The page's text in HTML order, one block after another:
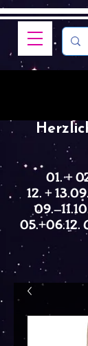
01. +
12. +
09.-
05.+06.12.